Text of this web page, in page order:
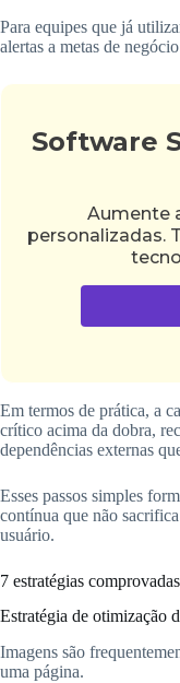
Para equipes que já
alertas a metas de
Software
Aumente
personalizadas.
Em termos de prática, a
crítico acima da dobra,
dependências externas
Esses passos simples
contínua que não
usuário.
7 estratégias
Estratégia de otimização
Imagens são
uma página.